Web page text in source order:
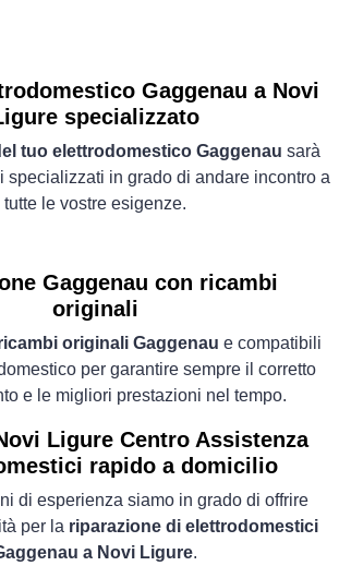
Gaggenau a Novi
specializzato
tuo elettrodomestico Gaggenau sarà
specializzati in grado di andare incontro a
tutte le vostre esigenze.
Gaggenau con ricambi
originali
originali Gaggenau e compatibili
per garantire sempre il corretto
e le migliori prestazioni nel tempo.
Ligure Centro Assistenza
rapido a domicilio
di esperienza siamo in grado di offrire
per la riparazione di elettrodomestici
a Novi Ligure.